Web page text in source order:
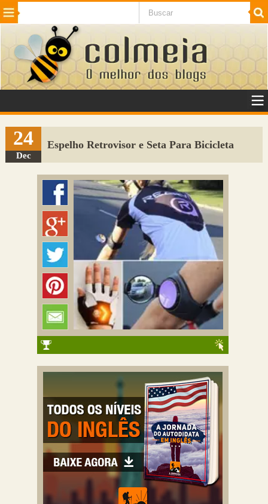
Beleza Cinema e TV
Internet Jogos NotÃ­cias SaÃºde
VeÃ­culos Adulto
Sugerir Link
Adicionar Blog
Colmeia Exchange
Perguntas Frequentes
24
Dec
Espelho Retrovisor e Seta Para Bicicleta